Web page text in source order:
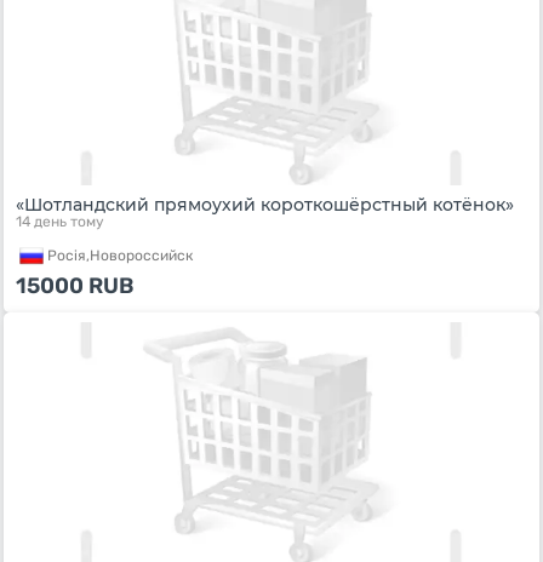
«Шотландский прямоухий короткошёрстный котёнок»
14 день тому
Росiя,Новороссийск
15000 RUB